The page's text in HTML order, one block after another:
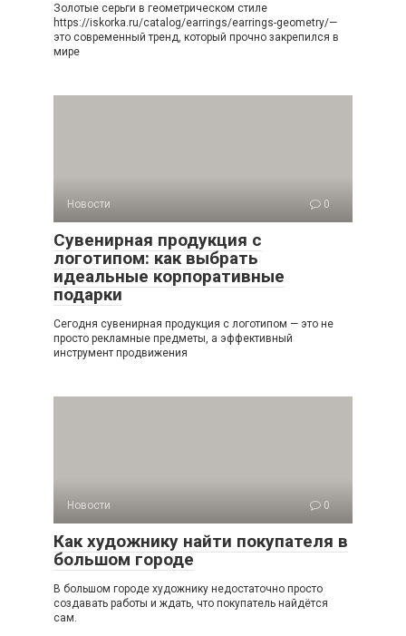
Золотые серьги в геометрическом стиле
https://iskorka.ru/catalog/earrings/earrings-geometry/—
это современный тренд, который прочно закрепился в
мире
Новости 0
Сувенирная продукция с
логотипом: как выбрать
идеальные корпоративные
подарки
Сегодня сувенирная продукция с логотипом — это не
просто рекламные предметы, а эффективный
инструмент продвижения
Новости 0
Как художнику найти покупателя в
большом городе
В большом городе художнику недостаточно просто
создавать работы и ждать, что покупатель найдётся
сам.